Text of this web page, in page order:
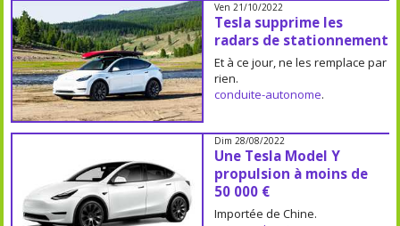
Ven 21/10/2022
Tesla supprime les
radars de stationnement
Et à ce jour, ne les remplace par
rien.
conduite-autonome.
Dim 28/08/2022
Une Tesla Model Y
propulsion à moins de
50 000 €
Importée de Chine.